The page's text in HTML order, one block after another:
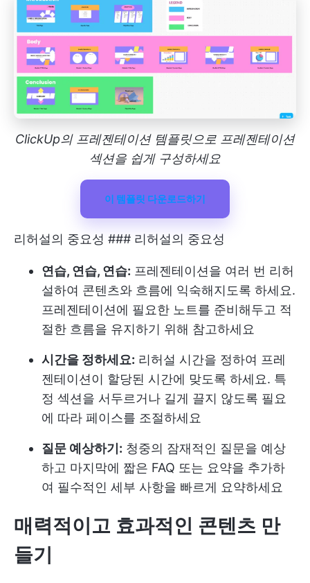
ClickUp의 프레젠테이션 템플릿으로 프레젠테이션
섹션을 쉽게 구성하세요
이 템플릿 다운로드하기
리허설의 중요성 ### 리허설의 중요성
연습, 연습, 연습: 프레젠테이션을 여러 번 리허
설하여 콘텐츠와 흐름에 익숙해지도록 하세요.
프레젠테이션에 필요한 노트를 준비해두고 적
절한 흐름을 유지하기 위해 참고하세요
시간을 정하세요: 리허설 시간을 정하여 프레
젠테이션이 할당된 시간에 맞도록 하세요. 특
정 섹션을 서두르거나 길게 끌지 않도록 필요
에 따라 페이스를 조절하세요
질문 예상하기: 청중의 잠재적인 질문을 예상
하고 마지막에 짧은 FAQ 또는 요약을 추가하
여 필수적인 세부 사항을 빠르게 요약하세요
매력적이고 효과적인 콘텐츠 만
들기